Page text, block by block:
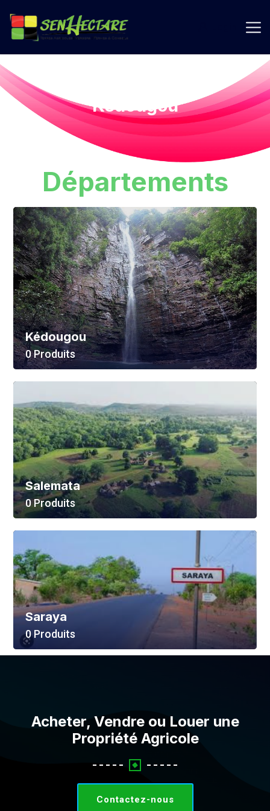
Kédougou
Départements
Kédougou
0 Produits
Voir Tout
Salemata
0 Produits
Voir Tout
Saraya
0 Produits
Acheter, Vendre ou Louer une
Propriété Agricole
Contactez-nous